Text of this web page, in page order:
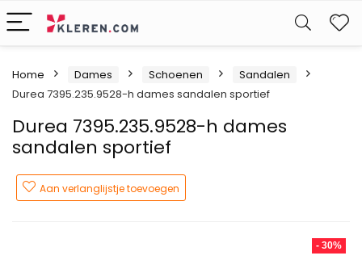
Home Dames Schoenen
Sandalen
Durea 7395.235.9528-h dames sandalen sportief
Durea 7395.235.9528-h dames
sandalen sportief
Aan verlanglijstje toevoegen
- 30%